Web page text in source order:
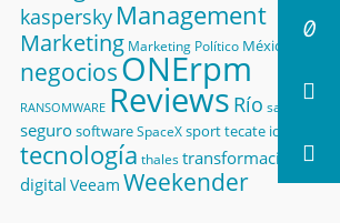
kaspersky Management
Marketing Marketing Político México
negociosONErpm
RANSOMWARE Reviews Río salud
segurosoftwareSpaceXsporttecate id
tecnología thalestransformación
digital Veeam Weekender